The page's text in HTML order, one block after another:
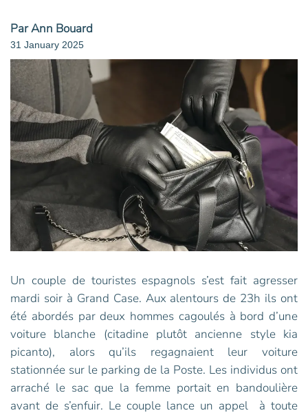
Par Ann Bouard
31 January 2025
Un couple de touristes espagnols s’est fait agresser
mardi soir à Grand Case. Aux alentours de 23h ils ont
été abordés par deux hommes cagoulés à bord d’une
voiture blanche (citadine plutôt ancienne style kia
picanto), alors qu’ils regagnaient leur voiture
stationnée sur le parking de la Poste. Les individus ont
arraché le sac que la femme portait en bandoulière
avant de s’enfuir. Le couple lance un appel à toute